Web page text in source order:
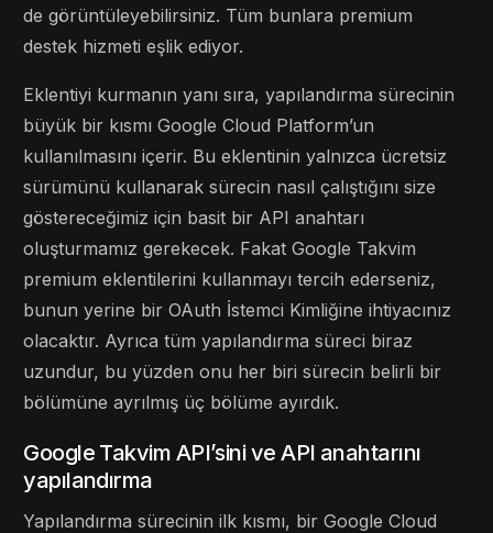
de görüntüleyebilirsiniz. Tüm bunlara premium
destek hizmeti eşlik ediyor.
Eklentiyi kurmanın yanı sıra, yapılandırma sürecinin
büyük bir kısmı Google Cloud Platform’un
kullanılmasını içerir. Bu eklentinin yalnızca ücretsiz
sürümünü kullanarak sürecin nasıl çalıştığını size
göstereceğimiz için basit bir API anahtarı
oluşturmamız gerekecek. Fakat Google Takvim
premium eklentilerini kullanmayı tercih ederseniz,
bunun yerine bir OAuth İstemci Kimliğine ihtiyacınız
olacaktır. Ayrıca tüm yapılandırma süreci biraz
uzundur, bu yüzden onu her biri sürecin belirli bir
bölümüne ayrılmış üç bölüme ayırdık.
Google Takvim API’sini ve API anahtarını
yapılandırma
Yapılandırma sürecinin ilk kısmı, bir Google Cloud